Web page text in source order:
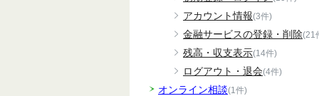
アカウント情報(3件)
金融サービスの登録・削除(21
残高・収支表示(14件)
ログアウト・退会(4件)
オンライン相談(1件)